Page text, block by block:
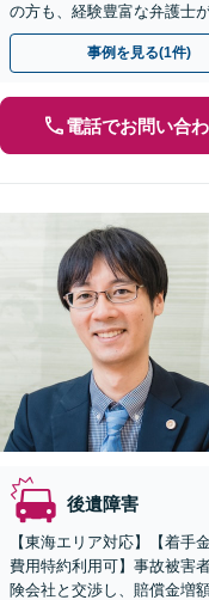
の方も、経験豊富な弁護士
13拠点】お気軽にご相談く
事例を見る(1件)
電話でお問い合
後遺障害
【東海エリア対応】【着手
費用特約利用可】事故被害
険会社と交渉し、賠償金増